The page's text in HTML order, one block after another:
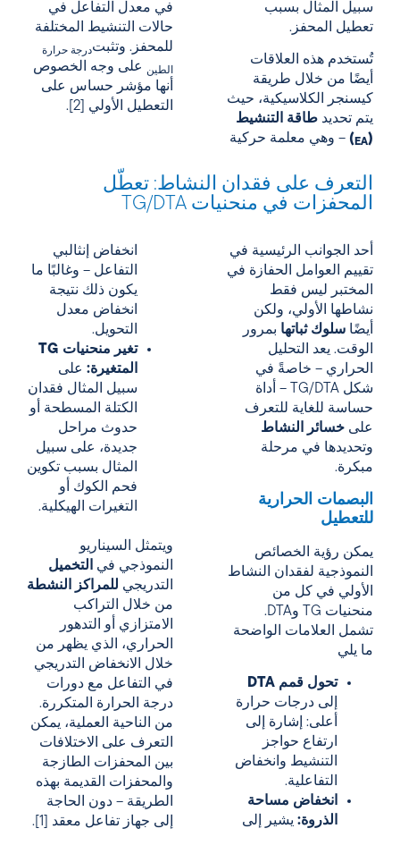
سبيل المثال بسبب
تعطيل المحفز.
تُستخدم هذه العلاقات
أيضًا من خلال طريقة
كيسنجر الكلاسيكية، حيث
يتم تحديد طاقة التنشيط
(
EA
) – وهي معلمة حركية
في معدل التفاعل في
حالات التنشيط المختلفة
للمحفز. وتثبتدرجة حرارة
الطين على وجه الخصوص
أنها مؤشر حساس على
التعطيل الأولي [2].
التعرف على فقدان النشاط: تعطّل
المحفزات في منحنيات TG/DTA
أحد الجوانب الرئيسية في
تقييم العوامل الحفازة في
المختبر ليس فقط
نشاطها الأولي، ولكن
أيضًا سلوك ثباتها بمرور
الوقت. يعد التحليل
الحراري – خاصةً في
شكل TG/DTA – أداة
حساسة للغاية للتعرف
على خسائر النشاط
وتحديدها في مرحلة
مبكرة.
البصمات الحرارية
للتعطيل
يمكن رؤية الخصائص
النموذجية لفقدان النشاط
الأولي في كل من
منحنيات TG وDTA.
تشمل العلامات الواضحة
ما يلي
تحول قمم DTA
إلى درجات حرارة
أعلى: إشارة إلى
ارتفاع حواجز
التنشيط وانخفاض
التفاعلية.
انخفاض مساحة
الذروة: يشير إلى
انخفاض إنثالبي
التفاعل – وغالبًا ما
يكون ذلك نتيجة
انخفاض معدل
التحويل.
تغير منحنيات TG
المتغيرة: على
سبيل المثال فقدان
الكتلة المسطحة أو
حدوث مراحل
جديدة، على سبيل
المثال بسبب تكوين
فحم الكوك أو
التغيرات الهيكلية.
ويتمثل السيناريو
النموذجي في التخميل
التدريجي للمراكز النشطة
من خلال التراكب
الامتزازي أو التدهور
الحراري، الذي يظهر من
خلال الانخفاض التدريجي
في التفاعل مع دورات
درجة الحرارة المتكررة.
من الناحية العملية، يمكن
التعرف على الاختلافات
بين المحفزات الطازجة
والمحفزات القديمة بهذه
الطريقة – دون الحاجة
إلى جهاز تفاعل معقد [1].